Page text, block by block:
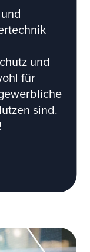
und
für
sind.